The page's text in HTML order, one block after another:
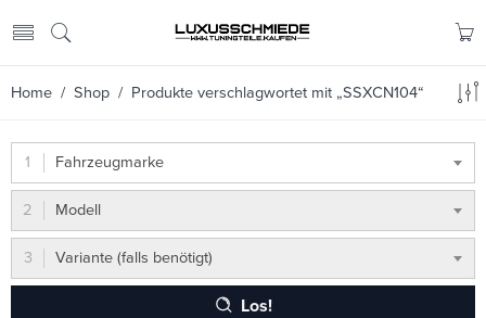
Home / Shop / Produkte verschlagwortet mit „SSXCN104“
Fahrzeugmarke
Modell
Variante (falls benötigt)
Los!